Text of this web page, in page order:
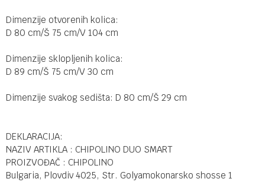
Dimenzije otvorenih kolica:
D 80 cm/Š 75 cm/V 104 cm
Dimenzije sklopljenih kolica:
D 89 cm/Š 75 cm/V 30 cm
Dimenzije svakog sedišta: D 80 cm/Š 29 cm
DEKLARACIJA:
NAZIV ARTIKLA : CHIPOLINO DUO SMART
PROIZVOĐAČ : CHIPOLINO
Bulgaria, Plovdiv 4025, Str. Golyamokonarsko shosse 1